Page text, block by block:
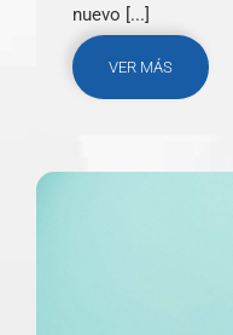
nuevo [...]
VER MÁS